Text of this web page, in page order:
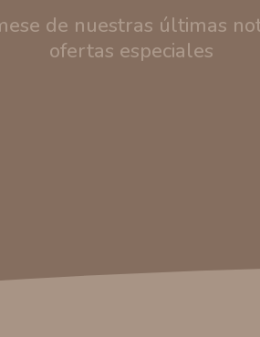
de nuestras últimas
ofertas especiales